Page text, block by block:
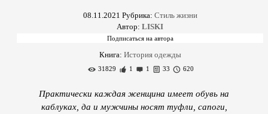
08.11.2021 Рубрика: Стиль жизни
Автор: LISKI
Книга: История одежды
31829 1 1 33 620
Практически каждая женщина имеет обувь на
каблуках, да и мужчины носят туфли, сапоги,